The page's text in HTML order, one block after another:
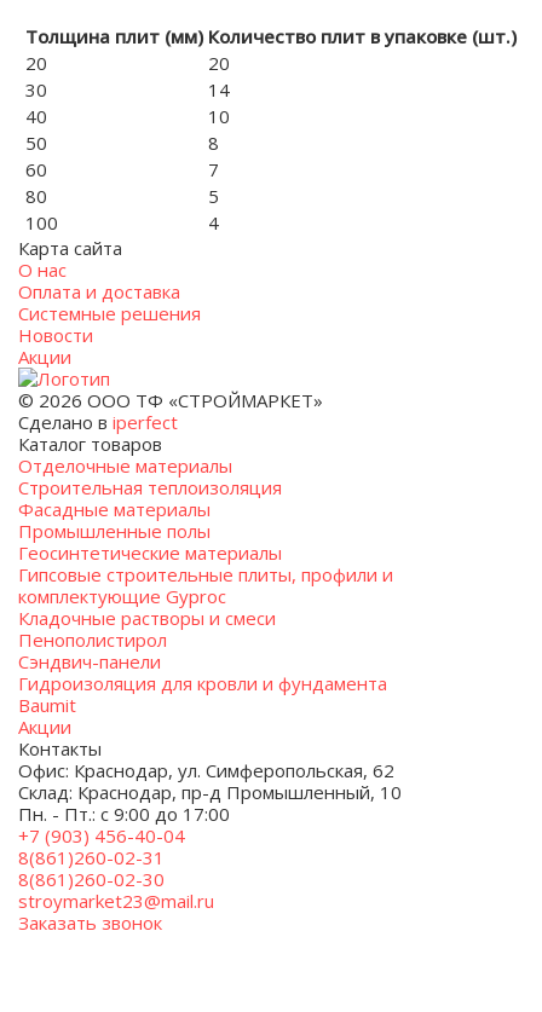
Толщина плит (мм) Количество плит в упаковке (шт.)
20
20
30
14
40
10
50
8
60
7
80
5
100
4
Карта сайта
О нас
Оплата и доставка
Системные решения
Новости
Акции
© 2026 ООО ТФ «СТРОЙМАРКЕТ»
Сделано в iperfect
Каталог товаров
Отделочные материалы
Строительная теплоизоляция
Фасадные материалы
Промышленные полы
Геосинтетические материалы
Гипсовые строительные плиты, профили и
комплектующие Gyproc
Кладочные растворы и смеси
Пенополистирол
Сэндвич-панели
Гидроизоляция для кровли и фундамента
Baumit
Акции
Контакты
Офис: Краснодар, ул. Симферопольская, 62
Склад: Краснодар, пр-д Промышленный, 10
Пн. - Пт.: с 9:00 до 17:00
+7 (903) 456-40-04
8(861)260-02-31
8(861)260-02-30
stroymarket23@mail.ru
Заказать звонок